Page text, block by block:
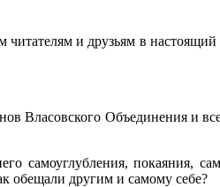
и друзь­ям в
Власовского Объ­единения и
самоуглубления, покаяния,
обещали другим и самому себе?